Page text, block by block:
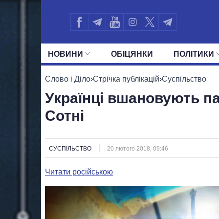
НОВИНИ ОБIЦЯНКИ ПОЛIТИКИ
УСІ ПОЛІТИКИ ПРЕЗИДЕНТ І ОФІС
Слово і Діло›Стрічка публікацій›Суспільство
Українці вшановують
Сотні
СУСПІЛЬСТВО 20 лютого 2018, 09:46
Читати російською